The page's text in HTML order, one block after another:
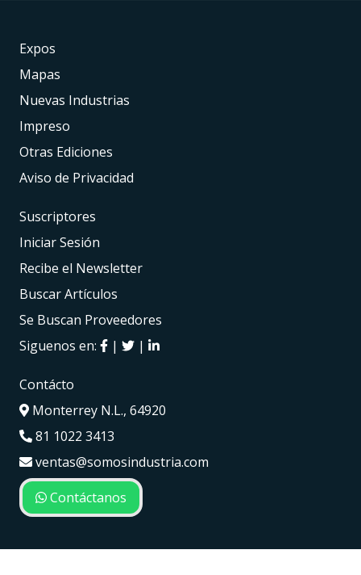
Expos
Mapas
Nuevas Industrias
Impreso
Otras Ediciones
Aviso de Privacidad
Suscriptores
Iniciar Sesión
Recibe el Newsletter
Buscar Artículos
Se Buscan Proveedores
Siguenos en:
| |
Contácto
Monterrey N.L., 64920
81 1022 3413
ventas@somosindustria.com
Contáctanos